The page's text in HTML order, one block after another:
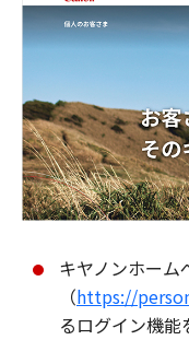
キヤノンホーム
（https://
るログイン機能